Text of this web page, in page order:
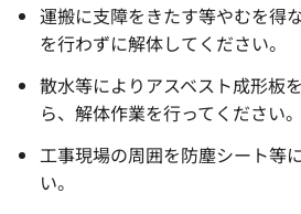
運搬に支障をきたす等やむを得
を行わずに解体してください。
散水等によりアスベスト成形板
ら、解体作業を行ってください。
工事現場の周囲を防塵シート等
い。